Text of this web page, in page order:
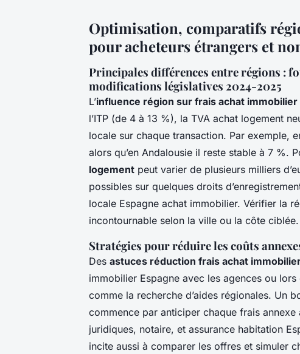
Optimisation, comparatifs
pour acheteurs étrangers et
Principales différences entre régions :
modifications législatives 2024-2025
L’influence région sur frais achat immobilier
l’ITP (de 4 à 13 %), la TVA achat logement
locale sur chaque transaction. Par exemple,
alors qu’en Andalousie il reste stable à 7 %.
logement peut varier de plusieurs milliers
possibles sur quelques droits
locale Espagne achat immobilier. Vérifier la
incontournable selon la ville ou la côte ciblée.
Stratégies pour réduire les coûts
Des astuces réduction frais achat
immobilier Espagne avec les agences ou
comme la recherche d’aides régionales. Un
commence par anticiper chaque frais
juridiques, notaire, et assurance habitation
incite aussi à comparer les offres et simuler